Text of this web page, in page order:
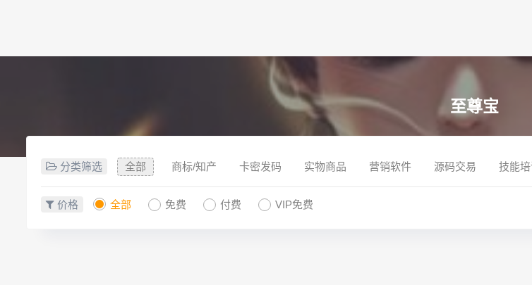
至尊宝
分类筛选 全部 商标/知产 卡密发码 实物商品 营销软件 源码交易 技能培
价格 全部 免费 付费 VIP免费